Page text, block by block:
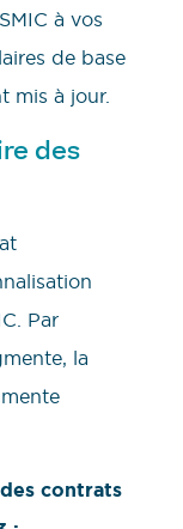
à vos
de base
mis à jour.
des
Par
la
contrats